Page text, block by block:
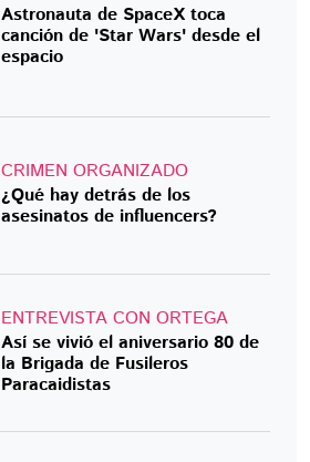
Astronauta de SpaceX toca
canción de 'Star Wars' desde el
espacio
CRIMEN ORGANIZADO
¿Qué hay detrás de los
asesinatos de influencers?
ENTREVISTA CON ORTEGA
Así se vivió el aniversario 80 de
la Brigada de Fusileros
Paracaidistas